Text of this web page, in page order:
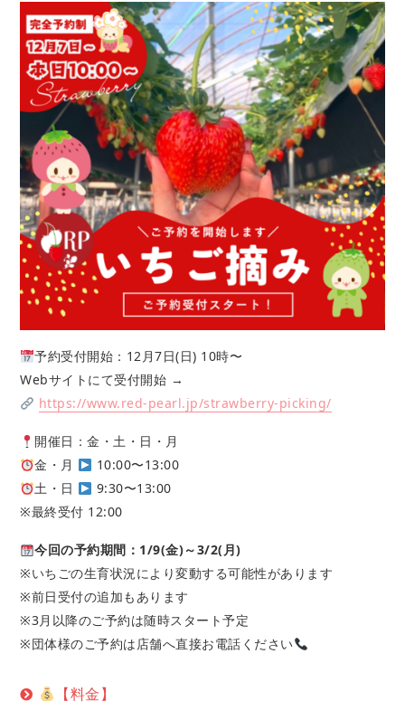
予約受付開始：12月7日(日) 10時〜
Webサイトにて受付開始 →
https://www.red-pearl.jp/strawberry-picking/
開催日：金・土・日・月
金・月
10:00〜13:00
土・日
9:30〜13:00
※最終受付 12:00
今回の予約期間：1/9(金)～3/2(月)
※いちごの生育状況により変動する可能性があります
※前日受付の追加もあります
※3月以降のご予約は随時スタート予定
※団体様のご予約は店舗へ直接お電話ください
【料金】